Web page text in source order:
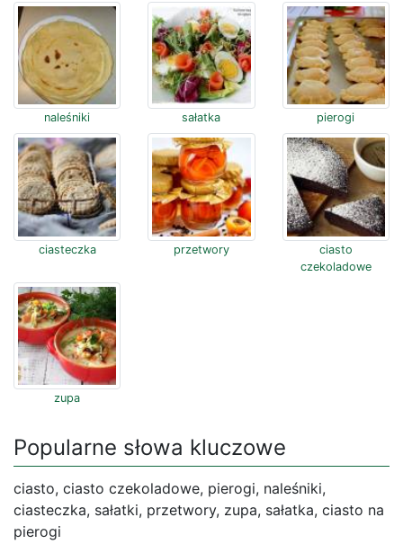
naleśniki sałatka pierogi
ciasteczka przetwory
ciasto
czekoladowe
zupa
Popularne słowa kluczowe
ciasto, ciasto czekoladowe, pierogi, naleśniki,
ciasteczka, sałatki, przetwory, zupa, sałatka, ciasto na
pierogi